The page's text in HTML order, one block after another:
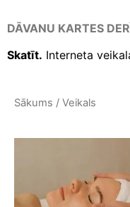
DĀVANU KARTES
Skatīt. Interneta
Sākums / Veikals